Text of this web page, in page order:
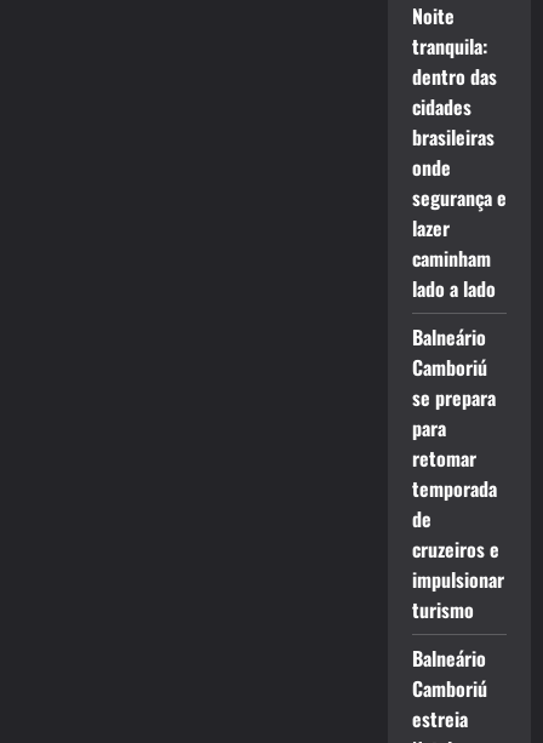
Noite
tranquila:
dentro das
cidades
brasileiras
onde
segurança e
lazer
caminham
lado a lado
Balneário
Camboriú
se prepara
para
retomar
temporada
de
cruzeiros e
impulsionar
turismo
Balneário
Camboriú
estreia